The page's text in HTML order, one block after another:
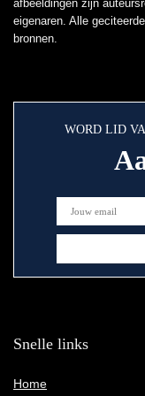
afbeeldingen zijn
eigenaren. Alle
bronnen.
WORD LID
Snelle links
Home